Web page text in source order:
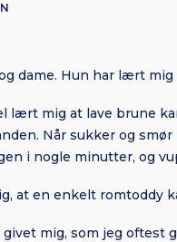
dame. Hun har lært mig
lært mig at lave brune
Når sukker og
i nogle minutter, og
at en enkelt romtoddy
givet mig, som jeg